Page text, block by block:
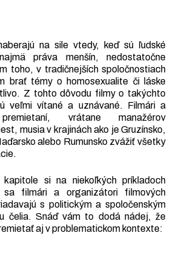
na sile vtedy, keď sú ľudské
práva menšín, nedostatočne
toho, v tradičnejších spoločnostiach
brať témy o homosexualite či láske
Z tohto dôvodu filmy o takýchto
veľmi vítané a uznávané. Filmári a
vrátane manažérov
musia v krajinách ako je Gruzínsko,
alebo Rumunsko zvážiť všetky
kapitole si na niekoľkých príkladoch
sa filmári a organizátori filmových
s politickým a spoločenským
čelia. Snáď vám to dodá nádej, že
aj v problematickom kontexte: